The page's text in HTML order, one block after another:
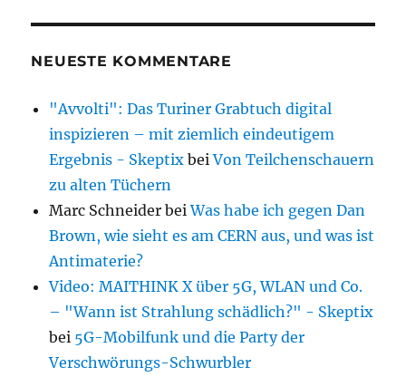
NEUESTE KOMMENTARE
"Avvolti": Das Turiner Grabtuch digital
inspizieren – mit ziemlich eindeutigem
Ergebnis - Skeptix beiVon Teilchenschauern
zu alten Tüchern
Marc Schneider beiWas habe ich gegen Dan
Brown, wie sieht es am CERN aus, und was ist
Antimaterie?
Video: MAITHINK X über 5G, WLAN und Co.
– "Wann ist Strahlung schädlich?" - Skeptix
bei 5G-Mobilfunk und die Party der
Verschwörungs-Schwurbler